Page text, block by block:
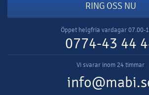
RING OSS NU
Öppet helgfria vardagar 07.00-
0774-43 44
Vi svarar inom 24 timmar